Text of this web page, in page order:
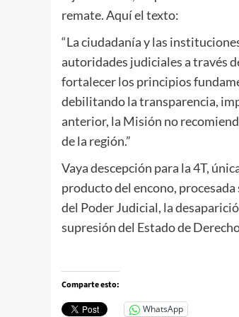
remate. Aquí el texto:
“La ciudadanía y las
autoridades judiciales a través
fortalecer los principios
debilitando la transparencia,
anterior, la Misión no
de la región.”
Vaya descepción para la 4T,
producto del encono,
del Poder Judicial, la
supresión del Estado de
Comparte esto:
WhatsApp